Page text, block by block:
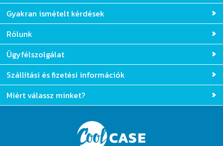
Gyakran ismételt kérdések
Rólunk
Ügyfélszolgálat
Szállítási és fizetési információk
Miért válassz minket?